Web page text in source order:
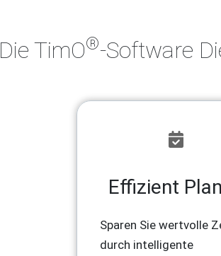
Die TimO®-Software
Effizient
Sparen Sie wertvolle
durch intelligente